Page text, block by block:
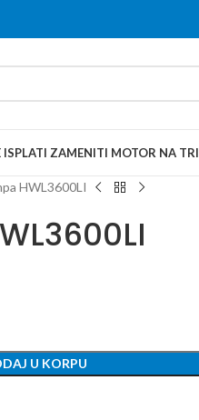
ISPLATI ZAMENITI MOTOR NA
HWL3600LI
U KORPU